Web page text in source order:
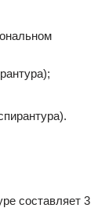
составляет 3